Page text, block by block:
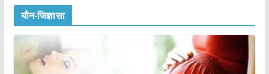
यौन-जिज्ञासा